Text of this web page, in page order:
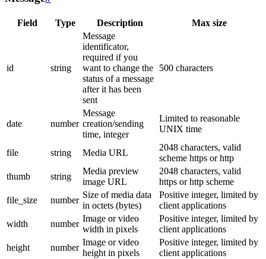
Field Type Description Max size
id string
Message
identificator,
required if you
want to change the
status of a message
after it has been
sent
500 characters
date number
Message
creation/sending
time, integer
Limited to reasonable
UNIX time
file string Media URL
2048 characters, valid
scheme https or http
thumb
string
Media preview
image URL
2048 characters, valid
https or http scheme
file_size
number
Size of media data
in octets (bytes)
Positive integer, limited by
client applications
width
number
Image or video
width in pixels
Positive integer, limited by
client applications
height
number
Image or video
height in pixels
Positive integer, limited by
client applications